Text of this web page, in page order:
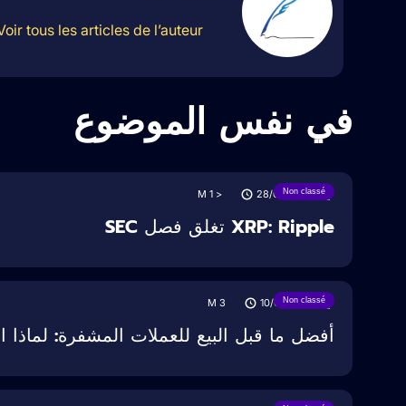
tous les articles de l’auteur
في نفس الموضوع
Non classé
28/06/2025
< 1
M
XRP: Ripple تغلق فصل SEC
Non classé
10/05/2025
3
M
أفضل ما قبل البيع للعملات المشفرة: لماذا